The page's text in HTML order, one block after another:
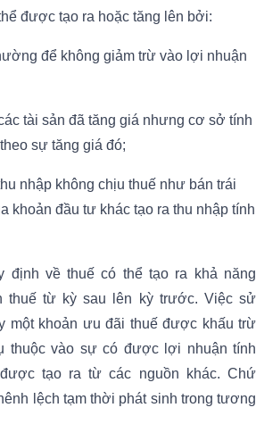
được tạo ra hoặc tăng lên bởi:
để không giảm trừ vào lợi nhuận
tài sản đã tăng giá nhưng cơ sở tính
sự tăng giá đó;
nhập không chịu thuế như bán trái
khoản đầu tư khác tạo ra thu nhập tính
định về thuế có thể tạo ra khả năng
thuế từ kỳ sau lên kỳ trước. Việc sử
một khoản ưu đãi thuế được khấu trừ
thuộc vào sự có được lợi nhuận tính
tạo ra từ các nguồn khác. Chứ
lệch tạm thời phát sinh trong tương